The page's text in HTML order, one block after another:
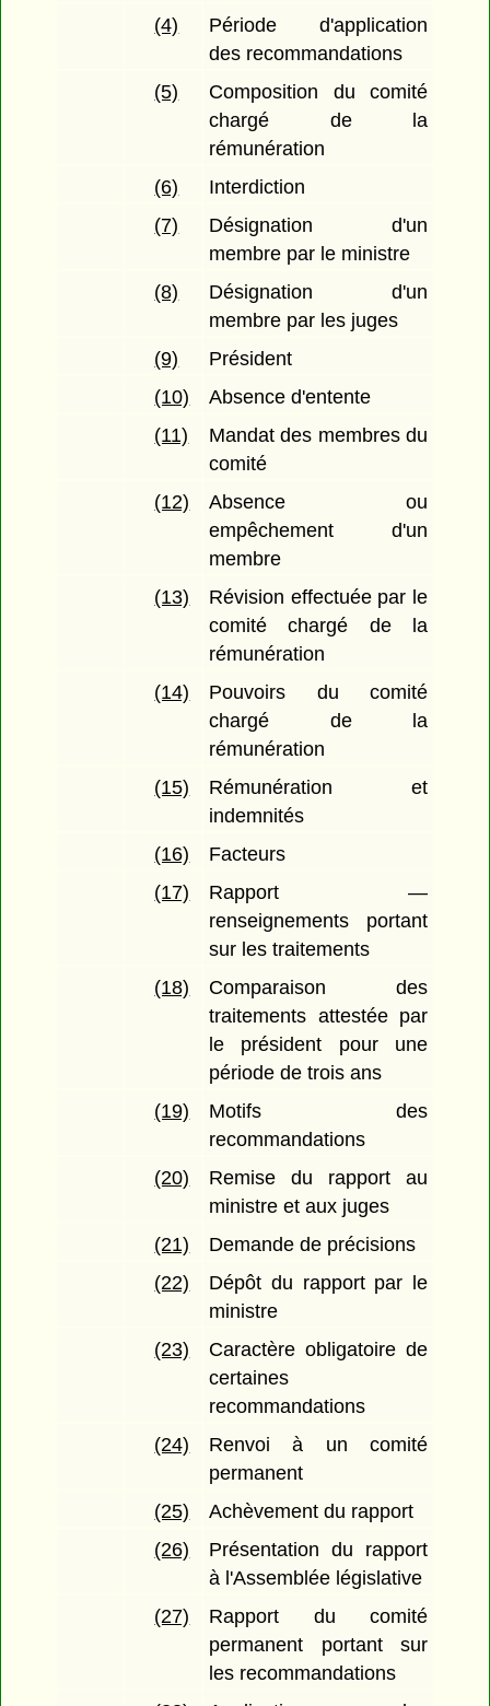
(4)
Période d'application
des recommandations
(5)
Composition du comité
chargé de la
rémunération
(6)
Interdiction
(7)
Désignation d'un
membre par le ministre
(8)
Désignation d'un
membre par les juges
(9)
Président
(10)
Absence d'entente
(11)
Mandat des membres du
comité
(12)
Absence ou
empêchement d'un
membre
(13)
Révision effectuée par le
comité chargé de la
rémunération
(14)
Pouvoirs du comité
chargé de la
rémunération
(15)
Rémunération et
indemnités
(16)
Facteurs
(17)
Rapport —
renseignements portant
sur les traitements
(18)
Comparaison des
traitements attestée par
le président pour une
période de trois ans
(19)
Motifs des
recommandations
(20)
Remise du rapport au
ministre et aux juges
(21)
Demande de précisions
(22)
Dépôt du rapport par le
ministre
(23)
Caractère obligatoire de
certaines
recommandations
(24)
Renvoi à un comité
permanent
(25)
Achèvement du rapport
(26)
Présentation du rapport
à l'Assemblée législative
(27)
Rapport du comité
permanent portant sur
les recommandations